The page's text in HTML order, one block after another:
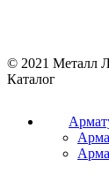
© 2021 Металл
Каталог